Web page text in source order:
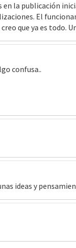
la publicación
El
que ya es todo.
confusa..
ideas y